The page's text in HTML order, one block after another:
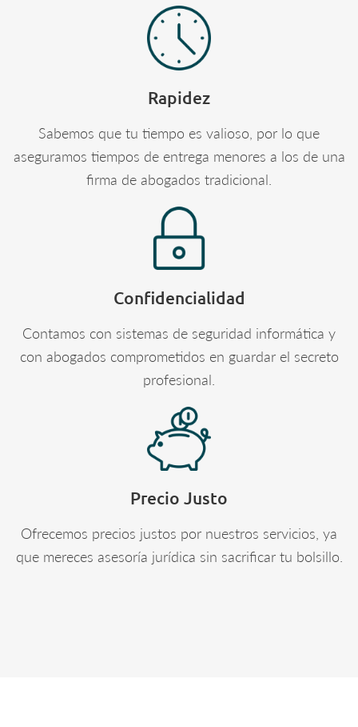
Rapidez
Sabemos que tu tiempo es valioso, por lo que
aseguramos tiempos de entrega menores a los de una
firma de abogados tradicional.
Confidencialidad
Contamos con sistemas de seguridad informática y
con abogados comprometidos en guardar el secreto
profesional.
Precio Justo
Ofrecemos precios justos por nuestros servicios, ya
que mereces asesoría jurídica sin sacrificar tu bolsillo.